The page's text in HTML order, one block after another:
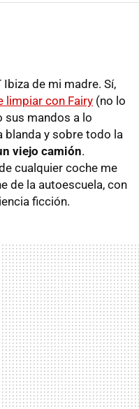
de mi madre. Sí,
limpiar con Fairy (no lo
sus mandos a lo
blanda y sobre todo la
viejo camión.
cualquier coche me
de la autoescuela, con
ficción.